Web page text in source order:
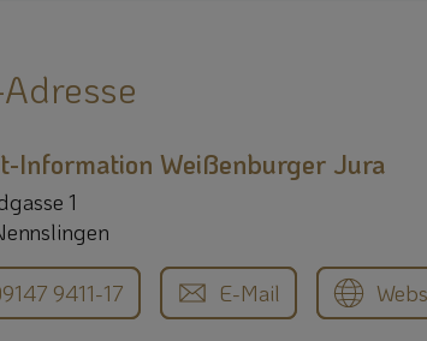
Information Weißenburger Jura
1
9411-17 E-Mail